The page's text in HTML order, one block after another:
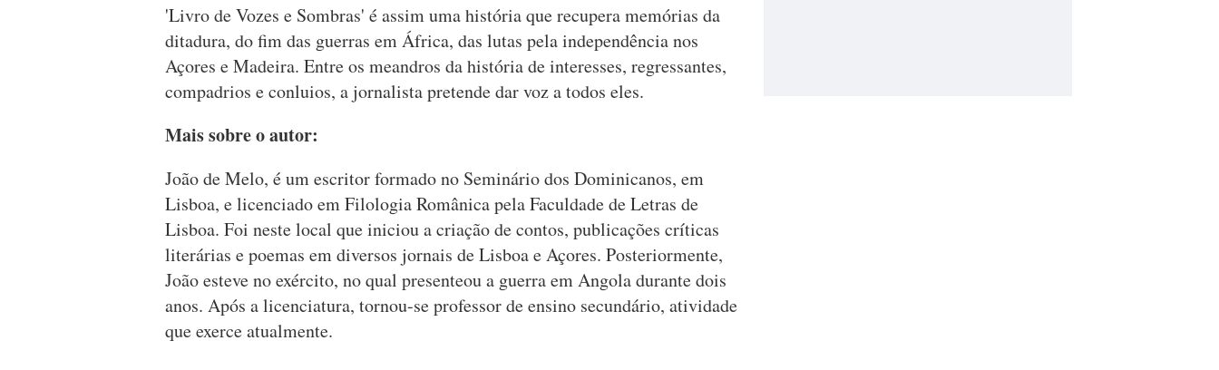
'Livro de Vozes e Sombras' é assim uma história que recupera memórias da
ditadura, do fim das guerras em África, das lutas pela independência nos
Açores e Madeira. Entre os meandros da história de interesses, regressantes,
compadrios e conluios, a jornalista pretende dar voz a todos eles.
Mais sobre o autor:
João de Melo, é um escritor formado no Seminário dos Dominicanos, em
Lisboa, e licenciado em Filologia Românica pela Faculdade de Letras de
Lisboa. Foi neste local que iniciou a criação de contos, publicações críticas
literárias e poemas em diversos jornais de Lisboa e Açores. Posteriormente,
João esteve no exército, no qual presenteou a guerra em Angola durante dois
anos. Após a licenciatura, tornou-se professor de ensino secundário, atividade
que exerce atualmente.